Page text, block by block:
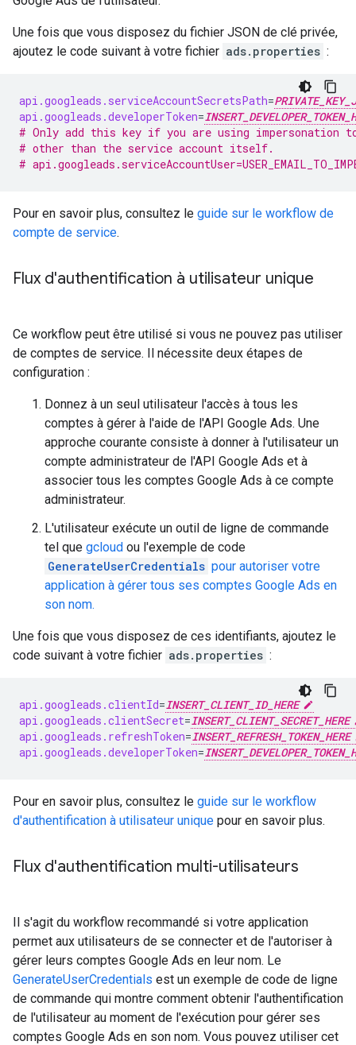
Une fois que vous disposez du fichier JSON de clé privée,
ajoutez le code suivant à votre fichier ads.properties :
api.googleads.serviceAccountSecretsPath=
api.googleads.developerToken=
# Only add this key if you are using impersonation to
# other than the service account itself.
#
Pour en savoir plus, consultez le guide sur le workflow de
compte de service.
Flux d'authentification à utilisateur unique
Ce workflow peut être utilisé si vous ne pouvez pas utiliser
de comptes de service. Il nécessite deux étapes de
configuration :
Donnez à un seul utilisateur l'accès à tous les
comptes à gérer à l'aide de l'API Google Ads. Une
approche courante consiste à donner à l'utilisateur un
compte administrateur de l'API Google Ads et à
associer tous les comptes Google Ads à ce compte
administrateur.
L'utilisateur exécute un outil de ligne de commande
tel que gcloud ou l'exemple de code
GenerateUserCredentials pour autoriser votre
application à gérer tous ses comptes Google Ads en
son nom.
Une fois que vous disposez de ces identifiants, ajoutez le
code suivant à votre fichier ads.properties :
api.googleads.clientId=INSERT_CLIENT_ID_HERE
api.googleads.clientSecret=INSERT_CLIENT_SECRET_HERE
api.googleads.refreshToken=INSERT_REFRESH_TOKEN_HERE
api.googleads.developerToken=
Pour en savoir plus, consultez le guide sur le workflow
d'authentification à utilisateur unique pour en savoir plus.
Flux d'authentification multi-utilisateurs
Il s'agit du workflow recommandé si votre application
permet aux utilisateurs de se connecter et de l'autoriser à
gérer leurs comptes Google Ads en leur nom. Le
GenerateUserCredentials est un exemple de code de ligne
de commande qui montre comment obtenir l'authentification
de l'utilisateur au moment de l'exécution pour gérer ses
comptes Google Ads en son nom. Vous pouvez utiliser cet